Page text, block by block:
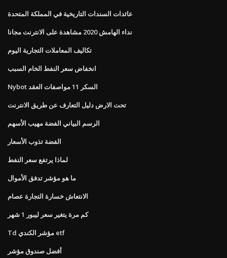
عائدات السندات التاريخية في المملكة المتحدة
نداء الهامش 2020 مشاهدة على الانترنت مجانا
تكاليف المعاملات التجارية اليوم
انخفاض سعر النفط الخام السبب
Nybot السكر 11 مواصفات العقد
تحت الارض دليل التعارف عن طريق الانترنت
الرسم البياني الفضة مهيب الأسهم
الفضة تذوب الأسعار
لماذا يرتفع سعر النفط
ما هو مؤشر تدفق الأموال
الانتعاش خسارة التجارة عصام
كم مرة يتغير سعر ليبور 1 شهر
Td مؤشر الكندي etf
أفضل صندوق مؤشر